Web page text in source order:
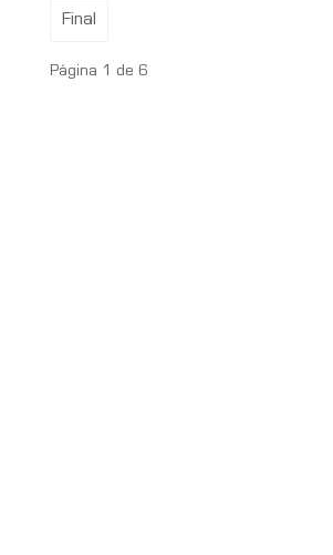
Final
Página 1 de 6